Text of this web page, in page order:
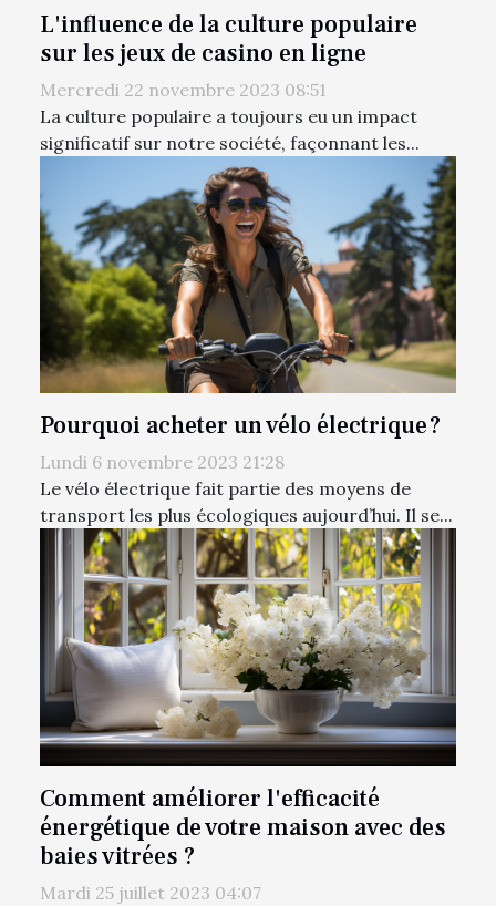
L'influence de la culture populaire
sur les jeux de casino en ligne
Mercredi 22 novembre 2023 08:51
La culture populaire a toujours eu un impact
significatif sur notre société, façonnant les...
Pourquoi acheter un vélo électrique ?
Lundi 6 novembre 2023 21:28
Le vélo électrique fait partie des moyens de
transport les plus écologiques aujourd’hui. Il se...
Comment améliorer l'efficacité
énergétique de votre maison avec des
baies vitrées ?
Mardi 25 juillet 2023 04:07